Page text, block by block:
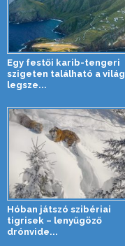
Egy festői karib-tengeri
szigeten található a világ
legsze...
Hóban játszó szibériai
tigrisek – lenyűgöző
drónvide...